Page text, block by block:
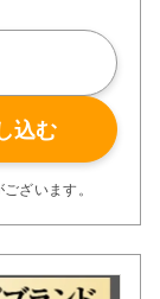
込む
ざいます。